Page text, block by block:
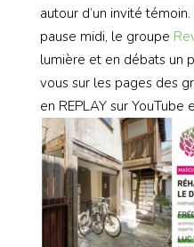
autour d’un invité
pause midi, le groupe
lumière et en débats un
vous sur les pages des
en REPLAY sur